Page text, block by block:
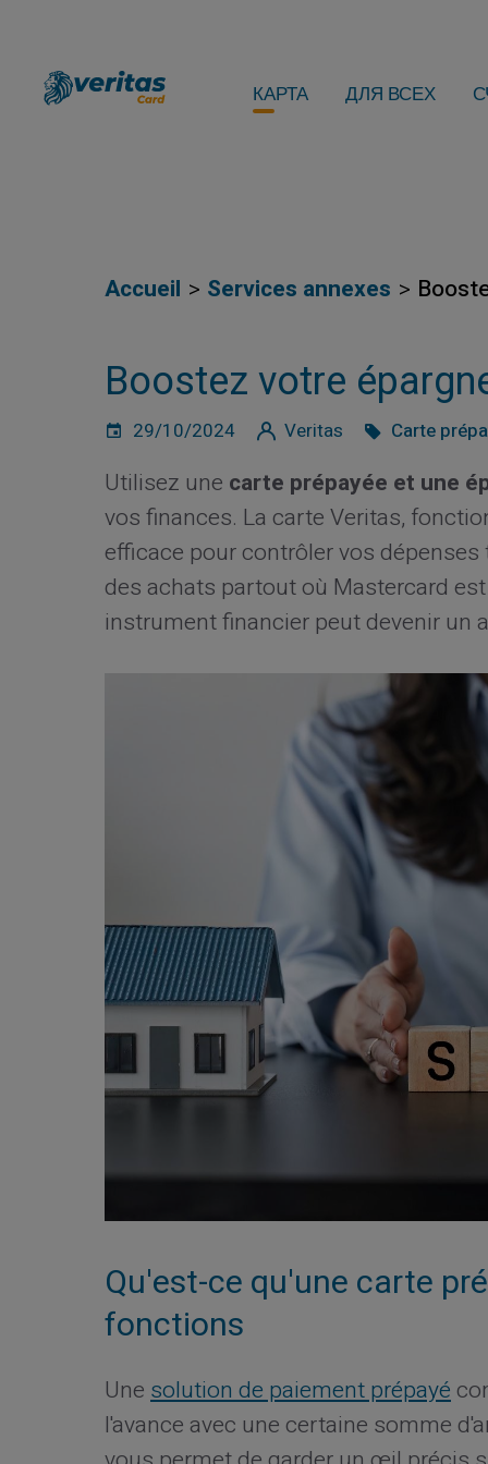
КАРТА ДЛЯ ВСЕХ
Accueil Services annexes
Boostez votre
29/10/2024 Veritas Carte
Utilisez une carte prépayée et une
vos finances. La carte Veritas,
efficace pour contrôler vos
des achats partout où Mastercard
instrument financier peut devenir un
Qu'est-ce qu'une carte
fonctions
Une solution de paiement prépayé
l'avance avec une certaine somme